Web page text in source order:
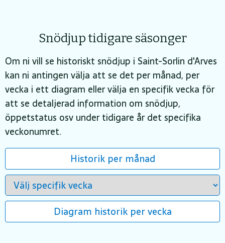
Snödjup tidigare säsonger
Om ni vill se historiskt snödjup i Saint-Sorlin d'Arves
kan ni antingen välja att se det per månad, per
vecka i ett diagram eller välja en specifik vecka för
att se detaljerad information om snödjup,
öppetstatus osv under tidigare år det specifika
veckonumret.
Historik per månad
Diagram historik per vecka